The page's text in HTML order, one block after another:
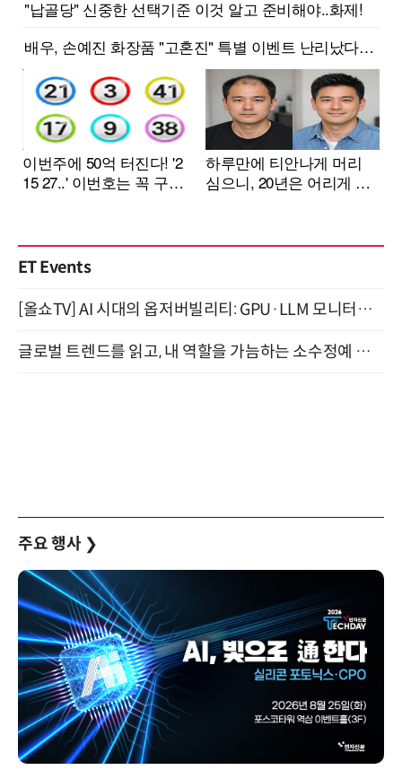
ET Events
[올쇼TV] AI 시대의 옵저버빌리티: GPU·LLM 모니터링부터 AI 기반 장애 대응까지 (8/11 생방송)
글로벌 트렌드를 읽고, 내 역할을 가늠하는 소수정예 실습 워크숍 (8/28)
주요 행사 ❯